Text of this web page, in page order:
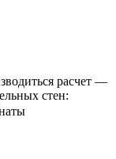
расчет —
стен: